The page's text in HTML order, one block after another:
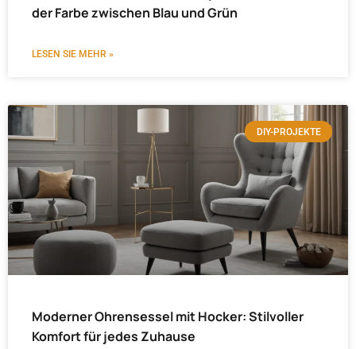
der Farbe zwischen Blau und Grün
LESEN SIE MEHR »
DIY-PROJEKTE
Moderner Ohrensessel mit Hocker: Stilvoller
Komfort für jedes Zuhause